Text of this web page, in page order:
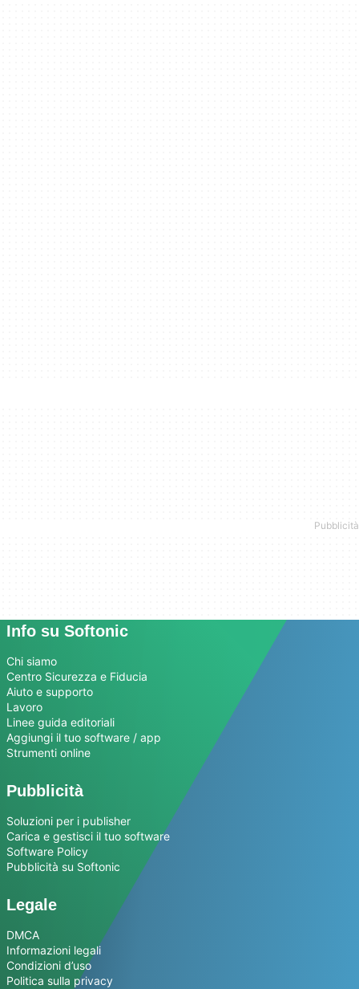
Info su Softonic
Chi siamo
Centro Sicurezza e Fiducia
Aiuto e supporto
Lavoro
Linee guida editoriali
Aggiungi il tuo software / app
Strumenti online
Pubblicità
Soluzioni per i publisher
Carica e gestisci il tuo software
Software Policy
Pubblicità su Softonic
Legale
DMCA
Informazioni legali
Condizioni d’uso
Politica sulla privacy